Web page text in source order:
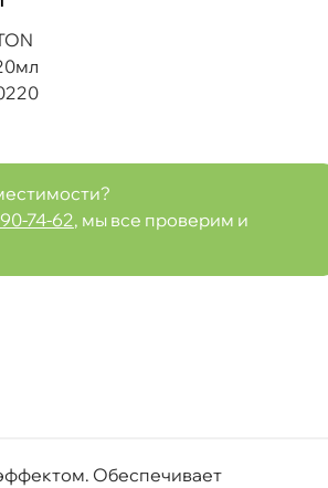
74-62, мы все проверим и
Обеспечивает